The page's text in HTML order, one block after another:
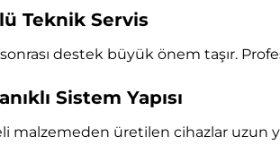
Teknik Servis
sonrası destek büyük önem taşır.
Sistem Yapısı
malzemeden üretilen cihazlar uzun